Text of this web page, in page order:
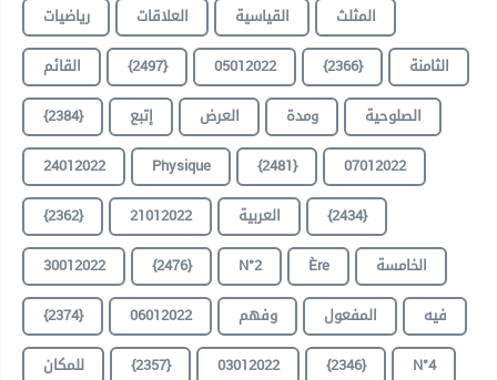
رياضيات
العلاقات القياسية
المثلث
القائم
{2497} 05012022 {2366}
الثامنة
{2384}
إتبع العرض ومدة
الصلوحية
24012022
Physique {2481}
07012022
{2362}
21012022 العربية
{2434}
30012022
{2476} N°2 Ère
الخامسة
{2374}
06012022 وفهم المفعول
فيه
للمكان
{2357} 03012022 {2346}
N°4